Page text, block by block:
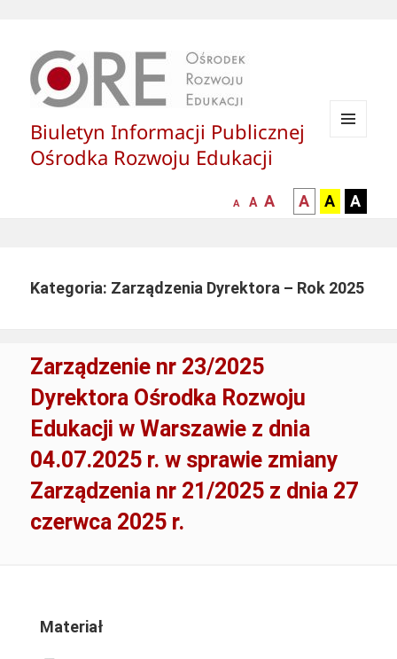
Biuletyn Informacji Publicznej
Ośrodka Rozwoju Edukacji
mniejsza
A
normalna
A
większa-
czcionka
A
kontrast
czarny
tle
A
kontrast
czarny
tle
A
żółty
tle
A
Kategoria: Zarządzenia Dyrektora – Rok 2025
Zarządzenie nr 23/2025
Dyrektora Ośrodka Rozwoju
Edukacji w Warszawie z dnia
04.07.2025 r. w sprawie zmiany
Zarządzenia nr 21/2025 z dnia 27
czerwca 2025 r.
Materiał